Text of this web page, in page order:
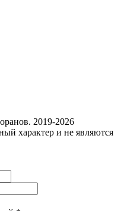
2019-2026
характер и не являются